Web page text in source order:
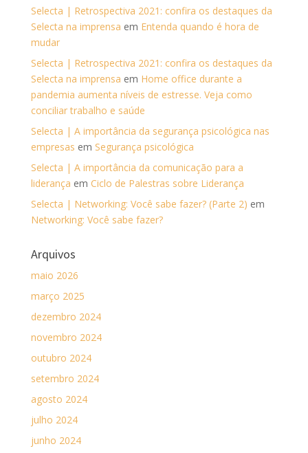
Selecta | Retrospectiva 2021: confira os destaques da
Selecta na imprensa em Entenda quando é hora de
mudar
Selecta | Retrospectiva 2021: confira os destaques da
Selecta na imprensa em Home office durante a
pandemia aumenta níveis de estresse. Veja como
conciliar trabalho e saúde
Selecta | A importância da segurança psicológica nas
empresas em Segurança psicológica
Selecta | A importância da comunicação para a
liderança em Ciclo de Palestras sobre Liderança
Selecta | Networking: Você sabe fazer? (Parte 2) em
Networking: Você sabe fazer?
Arquivos
maio 2026
março 2025
dezembro 2024
novembro 2024
outubro 2024
setembro 2024
agosto 2024
julho 2024
junho 2024